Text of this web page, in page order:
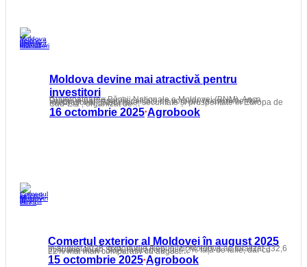
Moldova devine mai atractivă pentru
investitori
Guvernatoarea Băncii Naționale a Moldovei (BNM), Anca Dragu, a participat, în calitate de vorbitor, la evenimentul internațional „Stabilitate, securitate și prosperitate în Europa de Sud-Est”, organizat de…
16 octombrie 2025•Agrobook
Comerțul exterior al Moldovei în august 2025
În august 2025, exporturile Republicii Moldova au totalizat 332,6 milioane dolari SUA, în scădere cu 4,2% față de iulie, dar cu 22% mai mari comparativ cu august…
15 octombrie 2025•Agrobook